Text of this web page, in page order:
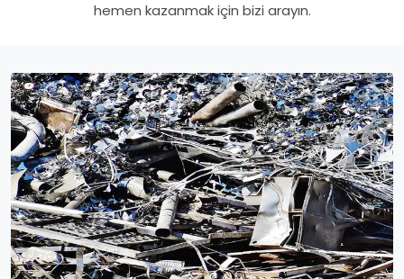
hemen kazanmak için bizi arayın.